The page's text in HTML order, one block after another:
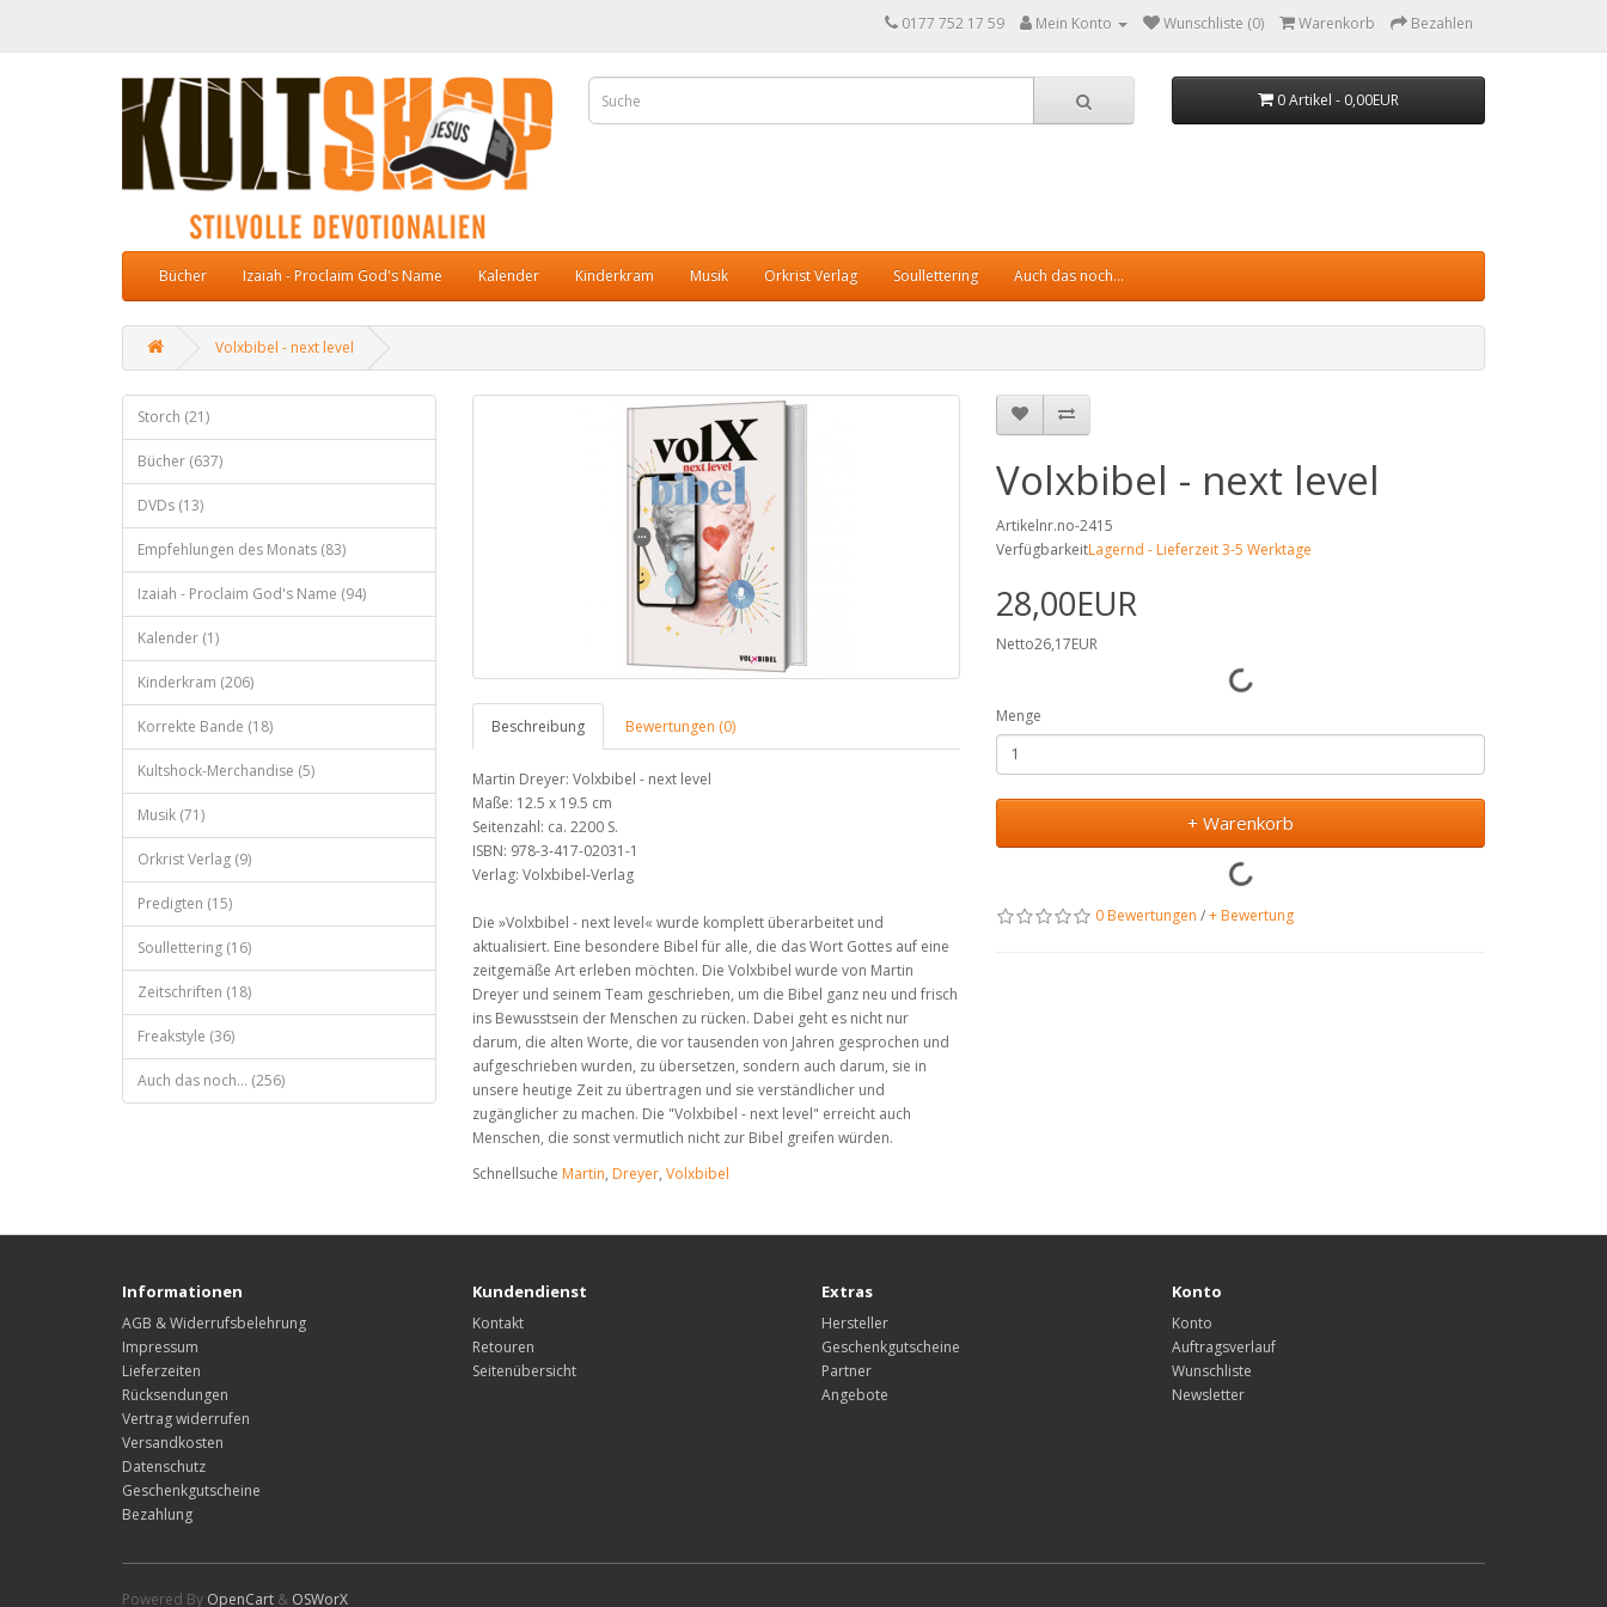
0177 752 17 59 Mein Konto Wunschliste (0) Warenkorb Bezahlen
0 Artikel - 0,00EUR
Bücher Izaiah - Proclaim God's Name Kalender Kinderkram Musik Orkrist Verlag Soullettering Auch das noch...
Volxbibel - next level
Storch (21)
Bücher (637)
DVDs (13)
Empfehlungen des Monats (83)
Izaiah - Proclaim God's Name (94)
Kalender (1)
Kinderkram (206)
Korrekte Bande (18)
Kultshock-Merchandise (5)
Musik (71)
Orkrist Verlag (9)
Predigten (15)
Soullettering (16)
Zeitschriften (18)
Freakstyle (36)
Auch das noch... (256)
Beschreibung Bewertungen (0)
Martin Dreyer: Volxbibel - next level
Maße: 12.5 x 19.5 cm
Seitenzahl: ca. 2200 S.
ISBN: 978-3-417-02031-1
Verlag: Volxbibel-Verlag
Die »Volxbibel - next level« wurde komplett überarbeitet und
aktualisiert. Eine besondere Bibel für alle, die das Wort Gottes auf eine
zeitgemäße Art erleben möchten. Die Volxbibel wurde von Martin
Dreyer und seinem Team geschrieben, um die Bibel ganz neu und frisch
ins Bewusstsein der Menschen zu rücken. Dabei geht es nicht nur
darum, die alten Worte, die vor tausenden von Jahren gesprochen und
aufgeschrieben wurden, zu übersetzen, sondern auch darum, sie in
unsere heutige Zeit zu übertragen und sie verständlicher und
zugänglicher zu machen. Die "Volxbibel - next level" erreicht auch
Menschen, die sonst vermutlich nicht zur Bibel greifen würden.
Volxbibel - next level
Artikelnr.no-2415
VerfügbarkeitLagernd - Lieferzeit 3-5 Werktage
28,00EUR
Netto26,17EUR
Menge
+ Warenkorb
0 Bewertungen /+ Bewertung
Schnellsuche Martin, Dreyer, Volxbibel
Informationen
AGB & Widerrufsbelehrung
Impressum
Lieferzeiten
Rücksendungen
Vertrag widerrufen
Versandkosten
Datenschutz
Geschenkgutscheine
Bezahlung
Kundendienst
Kontakt
Retouren
Seitenübersicht
Extras
Hersteller
Geschenkgutscheine
Partner
Angebote
Konto
Konto
Auftragsverlauf
Wunschliste
Newsletter
Powered By OpenCart & OSWorX